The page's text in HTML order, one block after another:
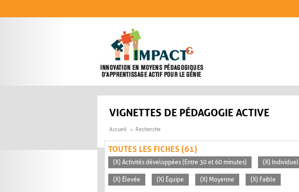
VIGNETTES DE PÉDAGOGIE ACTIVE
Accueil Recherche
TOUTES LES FICHES (61)
(X) Activités développées (Entre 30 et 60 minutes) (X) Individuel
(X) Élevée (X) Équipe (X) Moyenne (X) Faible